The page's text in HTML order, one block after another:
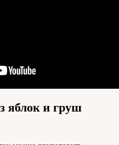
яблок и груш